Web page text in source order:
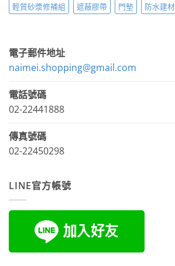
輕質砂漿修補組
遮蔽膠帶 門墊 防水建材
電子郵件地址
naimei.shopping@gmail.com
電話號碼
02-22441888
傳真號碼
02-22450298
LINE官方帳號